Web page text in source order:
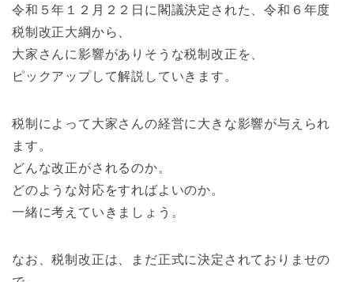
令和５年１２月２２日に閣議決定された、令和６年度
税制改正大綱から、
大家さんに影響がありそうな税制改正を、
ピックアップして解説していきます。
税制によって大家さんの経営に大きな影響が与えられ
ます。
どんな改正がされるのか。
どのような対応をすればよいのか。
一緒に考えていきましょう。
なお、税制改正は、まだ正式に決定されておりませの